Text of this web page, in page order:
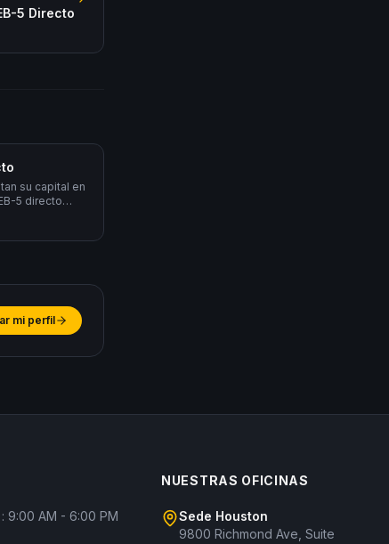
5 Directo
su capital en
5 directo
mi perfil
9:00 AM - 6:00 PM
NUESTRAS OFICINAS
Sede Houston
9800 Richmond Ave, Suite